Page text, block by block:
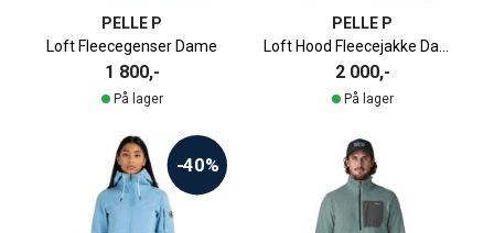
PELLE P
Loft Fleecegenser Dame
1 800,-
På lager
PELLE P
2 000,-
På lager
-40%